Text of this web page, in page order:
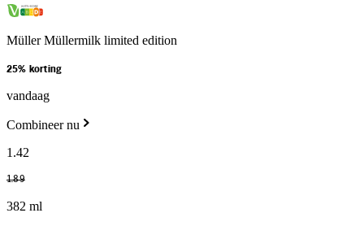
Müller Müllermilk limited edition
25% korting
vandaag
Combineer nu
1.42
1.89
382 ml